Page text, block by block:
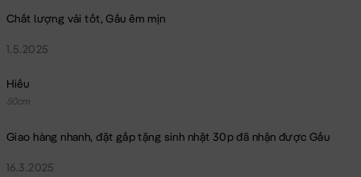
Chất lượng vải tốt, Gấu êm mịn
1.5.2025
Hiếu
50cm
Giao hàng nhanh, đặt gấp tặng sinh nhật 30p đã nhận được Gấu
16.3.2025